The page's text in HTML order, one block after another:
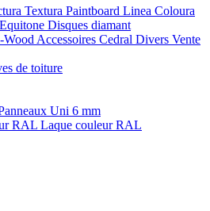
Textura Paintboard Linea Coloura
Disques diamant
Wood Accessoires Cedral Divers Vente
de toiture
Uni 6 mm
RAL Laque couleur RAL